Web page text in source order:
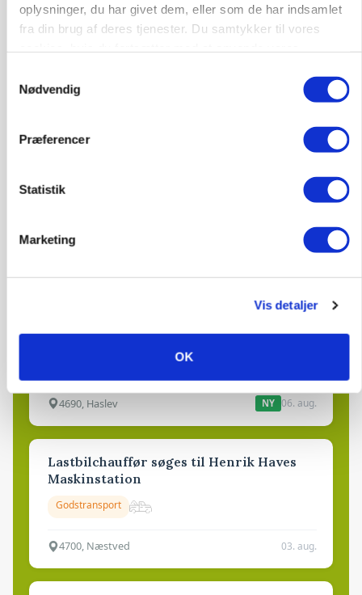
oplysninger, du har givet dem, eller som de har indsamlet
fra din brug af deres tjenester. Du samtykker til vores
Nødvendig
Præferencer
Statistik
Marketing
Vis detaljer
OK
Jobs
i samarbejde med
Trainee placement Ringkøbing
dræn/entreprenørarbejde.
4690, Haslev NY 06. aug.
Lastbilchauffør søges til Henrik Haves
Maskinstation
Godstransport
4700, Næstved 03. aug.